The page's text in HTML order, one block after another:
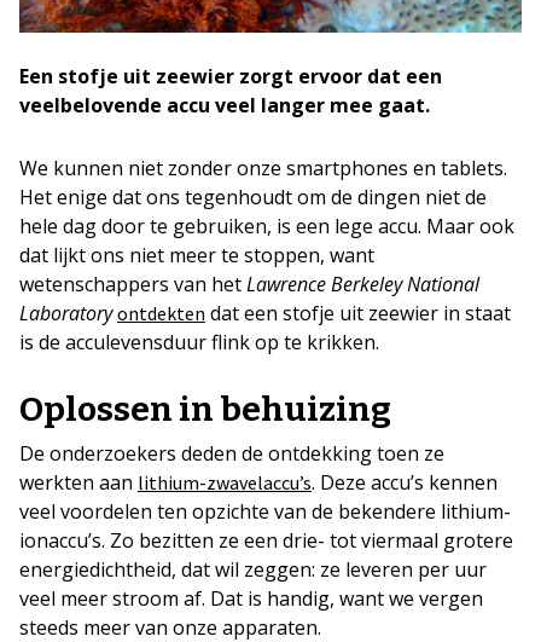
Een stofje uit zeewier zorgt ervoor dat een
veelbelovende accu veel langer mee gaat.
We kunnen niet zonder onze smartphones en tablets.
Het enige dat ons tegenhoudt om de dingen niet de
hele dag door te gebruiken, is een lege accu. Maar ook
dat lijkt ons niet meer te stoppen, want
wetenschappers van hetLawrence Berkeley National
Laboratory ontdekten dat een stofje uit zeewier in staat
is de acculevensduur flink op te krikken.
Oplossen in behuizing
De onderzoekers deden de ontdekking toen ze
werkten aan lithium-zwavelaccu’s. Deze accu’s kennen
veel voordelen ten opzichte van de bekendere lithium-
ionaccu’s. Zo bezitten ze een drie- tot viermaal grotere
energiedichtheid, dat wil zeggen: ze leveren per uur
veel meer stroom af. Dat is handig, want we vergen
steeds meer van onze apparaten.